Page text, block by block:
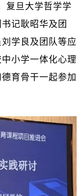
复旦大学哲学学
记耿昭华及团
学良及团队等应
小学一体化心理
育骨干一起参加